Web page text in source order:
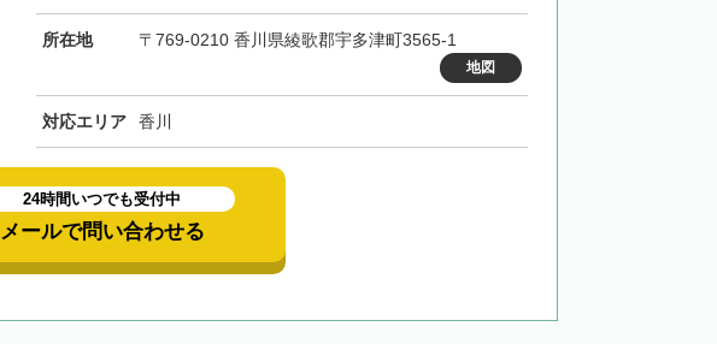
所在地 〒769-0210 香川県綾歌郡宇多津町3565-1
地図
対応エリア 香川
24時間いつでも受付中
メールで問い合わせる